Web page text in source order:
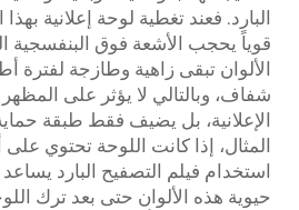
البارد. فعند تغطية لوحة إعلانية
قوياً يحجب الأشعة فوق البنفسجية
الألوان تبقى زاهية وطازجة لفترة
شفاف، وبالتالي لا يؤثر على
الإعلانية، بل يضيف فقط طبقة
المثال، إذا كانت اللوحة تحتوي على
استخدام فيلم التصفيح البارد
حيوية هذه الألوان حتى بعد ترك